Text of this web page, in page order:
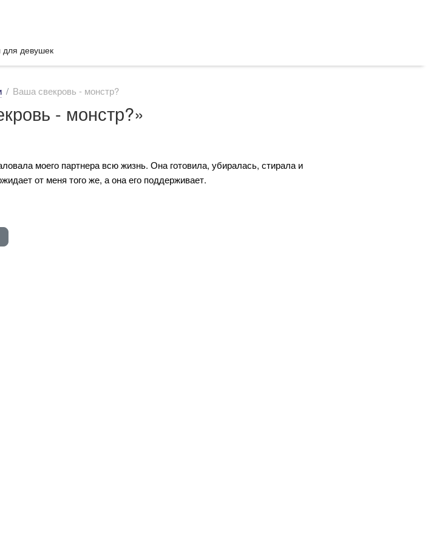
для девушек
Ваша свекровь - монстр?
- монстр?»
моего партнера всю жизнь. Она готовила, убиралась, стирала и
от меня того же, а она его поддерживает.